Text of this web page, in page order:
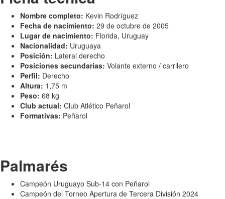
Nombre completo: Kevin Rodríguez
Fecha de nacimiento: 29 de octubre de 2005
Lugar de nacimiento: Florida, Uruguay
Nacionalidad: Uruguaya
Posición: Lateral derecho
Posiciones secundarias: Volante externo / carrilero
Perfil: Derecho
Altura: 1,75 m
Peso: 68 kg
Club actual: Club Atlético Peñarol
Formativas: Peñarol
Palmarés
Campeón Uruguayo Sub-14 con Peñarol
Campeón del Torneo Apertura de Tercera División 2024